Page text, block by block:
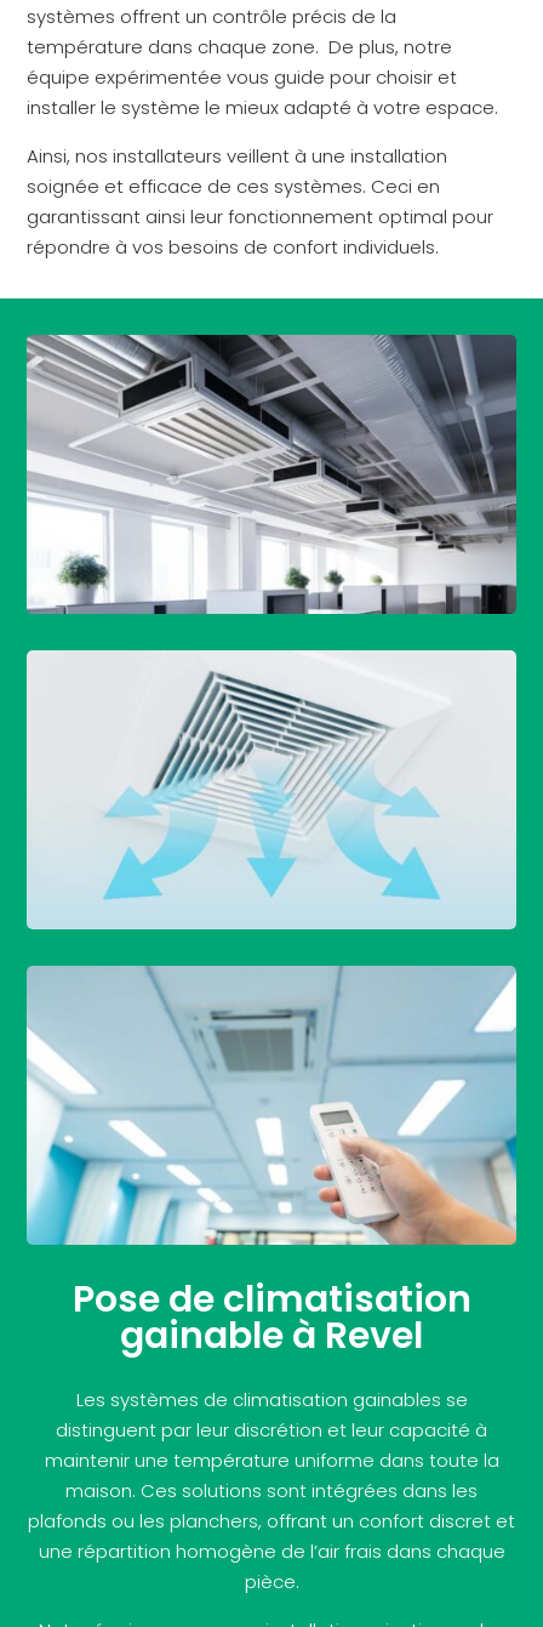
systèmes offrent un contrôle précis de la
température dans chaque zone. De plus, notre
équipe expérimentée vous guide pour choisir et
installer le système le mieux adapté à votre espace.
Ainsi, nos installateurs veillent à une installation
soignée et efficace de ces systèmes. Ceci en
garantissant ainsi leur fonctionnement optimal pour
répondre à vos besoins de confort individuels.
Pose de climatisation
gainable à Revel
Les systèmes de climatisation gainables se
distinguent par leur discrétion et leur capacité à
maintenir une température uniforme dans toute la
maison. Ces solutions sont intégrées dans les
plafonds ou les planchers, offrant un confort discret et
une répartition homogène de l’air frais dans chaque
pièce.